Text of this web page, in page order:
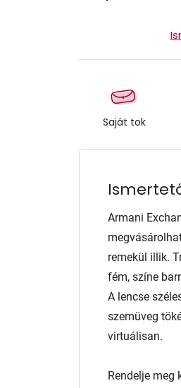
Saját tok
Armani
remekül illik.
fém, színe
A lencse
szemüveg
virtuálisan.
Rendelje meg